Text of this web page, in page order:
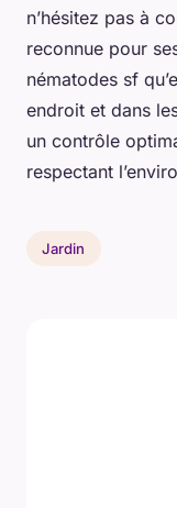
n’hésitez pas à
reconnue pour
nématodes sf
endroit et dans
un contrôle
respectant
Jardin